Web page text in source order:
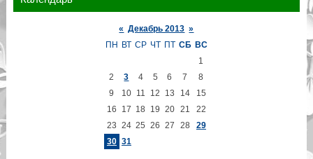
« Декабрь 2013 »
ПН ВТ СР ЧТ ПТ СБ ВС
1
2
3 4 5 6 7
8
9
10 11 12 13 14
15
16
17 18 19 20 21
22
23 24 25 26 27 28
29
30 31